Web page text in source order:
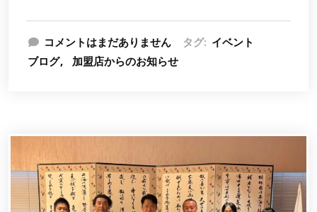
コメントはまだありません タグ: イベント
ブログ
加盟店からのお知らせ